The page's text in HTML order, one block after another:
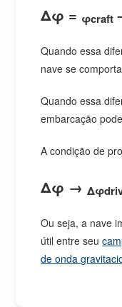
Δφ = φcraft
Quando essa
nave se
Quando essa
embarcação
A condição de
Δφ →
Ou seja, a nave
útil entre seu
de onda